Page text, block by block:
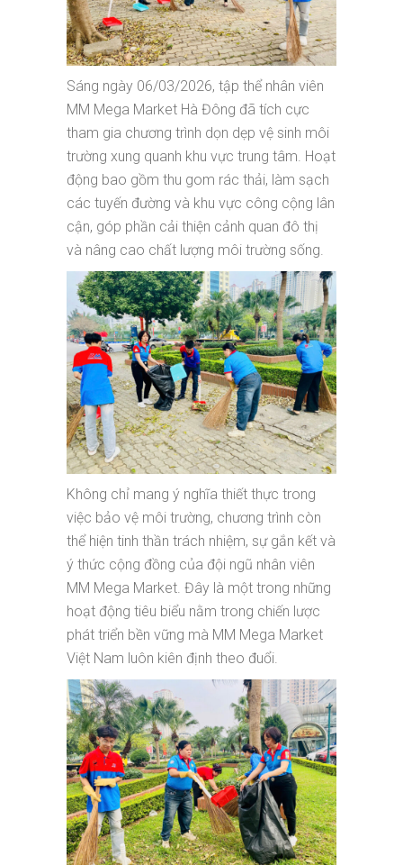
Sáng ngày 06/03/2026, tập thể nhân viên
MM Mega Market Hà Đông đã tích cực
tham gia chương trình dọn dẹp vệ sinh môi
trường xung quanh khu vực trung tâm. Hoạt
động bao gồm thu gom rác thải, làm sạch
các tuyến đường và khu vực công cộng lân
cận, góp phần cải thiện cảnh quan đô thị
và nâng cao chất lượng môi trường sống.
Không chỉ mang ý nghĩa thiết thực trong
việc bảo vệ môi trường, chương trình còn
thể hiện tinh thần trách nhiệm, sự gắn kết và
ý thức cộng đồng của đội ngũ nhân viên
MM Mega Market. Đây là một trong những
hoạt động tiêu biểu nằm trong chiến lược
phát triển bền vững mà MM Mega Market
Việt Nam luôn kiên định theo đuổi.